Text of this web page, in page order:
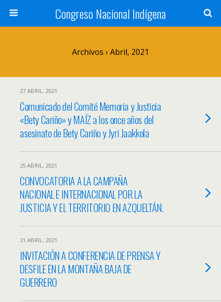
Congreso Nacional Indígena
Archivos › Abril, 2021
27 ABRIL, 2021
Comunicado del Comité Memoria y Justicia
«Bety Cariño» y MAÍZ a los once años del
asesinato de Bety Cariño y Jyri Jaakkola
25 ABRIL, 2021
CONVOCATORIA A LA CAMPAÑA
NACIONAL E INTERNACIONAL POR LA
JUSTICIA Y EL TERRITORIO EN AZQUELTÁN.
21 ABRIL, 2021
INVITACIÓN A CONFERENCIA DE PRENSA Y
DESFILE EN LA MONTAÑA BAJA DE
GUERRERO